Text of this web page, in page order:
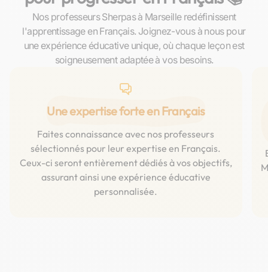
Nos professeurs Sherpas à Marseille redéfinissent
l'apprentissage en Français. Joignez-vous à nous pour
une expérience éducative unique, où chaque leçon est
soigneusement adaptée à vos besoins.
Une expertise forte en Français
Faites connaissance avec nos professeurs
sélectionnés pour leur expertise en Français.
Ceux-ci seront entièrement dédiés à vos objectifs,
assurant ainsi une expérience éducative
personnalisée.